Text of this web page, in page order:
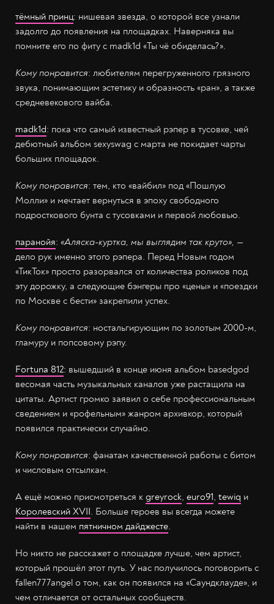
тёмный принц: нишевая звезда, о которой все узнали
задолго до появления на площадках. Наверняка вы
помните его по фиту с madk1d «Ты чё обиделась?».
Кому понравится: любителям перегруженного грязного
звука, понимающим эстетику и образность «ран», а также
средневекового вайба.
madk1d: пока что самый известный рэпер в тусовке, чей
дебютный альбом sexyswag с марта не покидает чарты
больших площадок.
Кому понравится: тем, кто «вайбил» под «Пошлую
Молли» и мечтает вернуться в эпоху свободного
подросткового бунта с тусовками и первой любовью.
паранойя: «Аляска-куртка, мы выглядим так круто», —
дело рук именно этого рэпера. Перед Новым годом
«ТикТок» просто разорвался от количества роликов под
эту дорожку, а следующие бэнгеры про «цены» и «поездки
по Москве с бести» закрепили успех.
Кому понравится: ностальгирующим по золотым 2000-м,
гламуру и попсовому рэпу.
Fortuna 812: вышедший в конце июня альбом basedgod
весомая часть музыкальных каналов уже растащила на
цитаты. Артист громко заявил о себе профессиональным
сведением и «рофельным» жанром архивкор, который
появился практически случайно.
Кому понравится: фанатам качественной работы с битом
и числовым отсылкам.
А ещё можно присмотреться к greyrock, euro91, tewiq и
Королевский XVII. Больше героев вы всегда можете
найти в нашем пятничном дайджесте.
Но никто не расскажет о площадке лучше, чем артист,
который прошёл этот путь. У нас получилось поговорить с
fallen777angel о том, как он появился на «Саундклауде», и
чем отличается от остальных сообществ.